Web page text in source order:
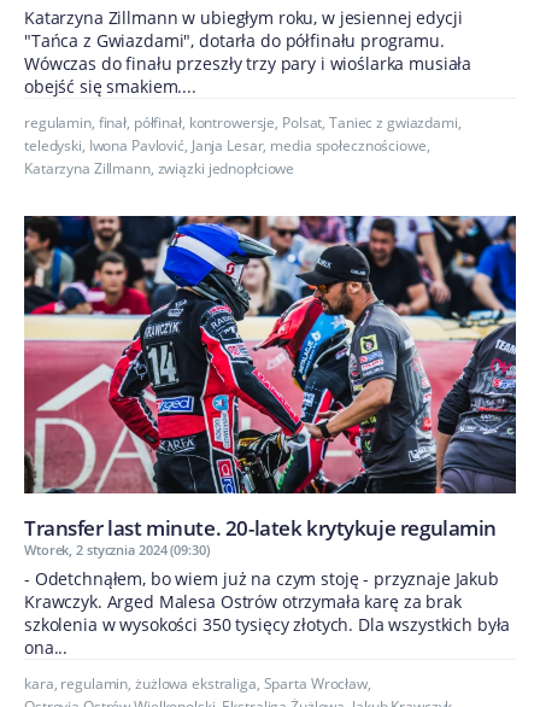
Katarzyna Zillmann w ubiegłym roku, w jesiennej edycji
"Tańca z Gwiazdami", dotarła do półfinału programu.
Wówczas do finału przeszły trzy pary i wioślarka musiała
obejść się smakiem....
regulamin, finał, półfinał, kontrowersje, Polsat,Taniec z gwiazdami,
teledyski, Iwona Pavlović, Janja Lesar, media społecznościowe,
Katarzyna Zillmann, związki jednopłciowe
Transfer last minute. 20-latek krytykuje regulamin
Wtorek, 2 stycznia 2024 (09:30)
- Odetchnąłem, bo wiem już na czym stoję - przyznaje Jakub
Krawczyk. Arged Malesa Ostrów otrzymała karę za brak
szkolenia w wysokości 350 tysięcy złotych. Dla wszystkich była
ona...
kara, regulamin, żużlowa ekstraliga, Sparta Wrocław,